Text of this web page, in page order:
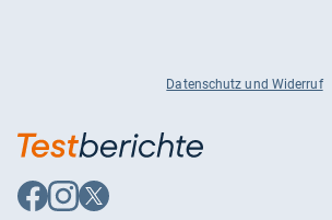
Datenschutz und Widerruf
Auf
Facebook
Auf
Instagram
Auf
X